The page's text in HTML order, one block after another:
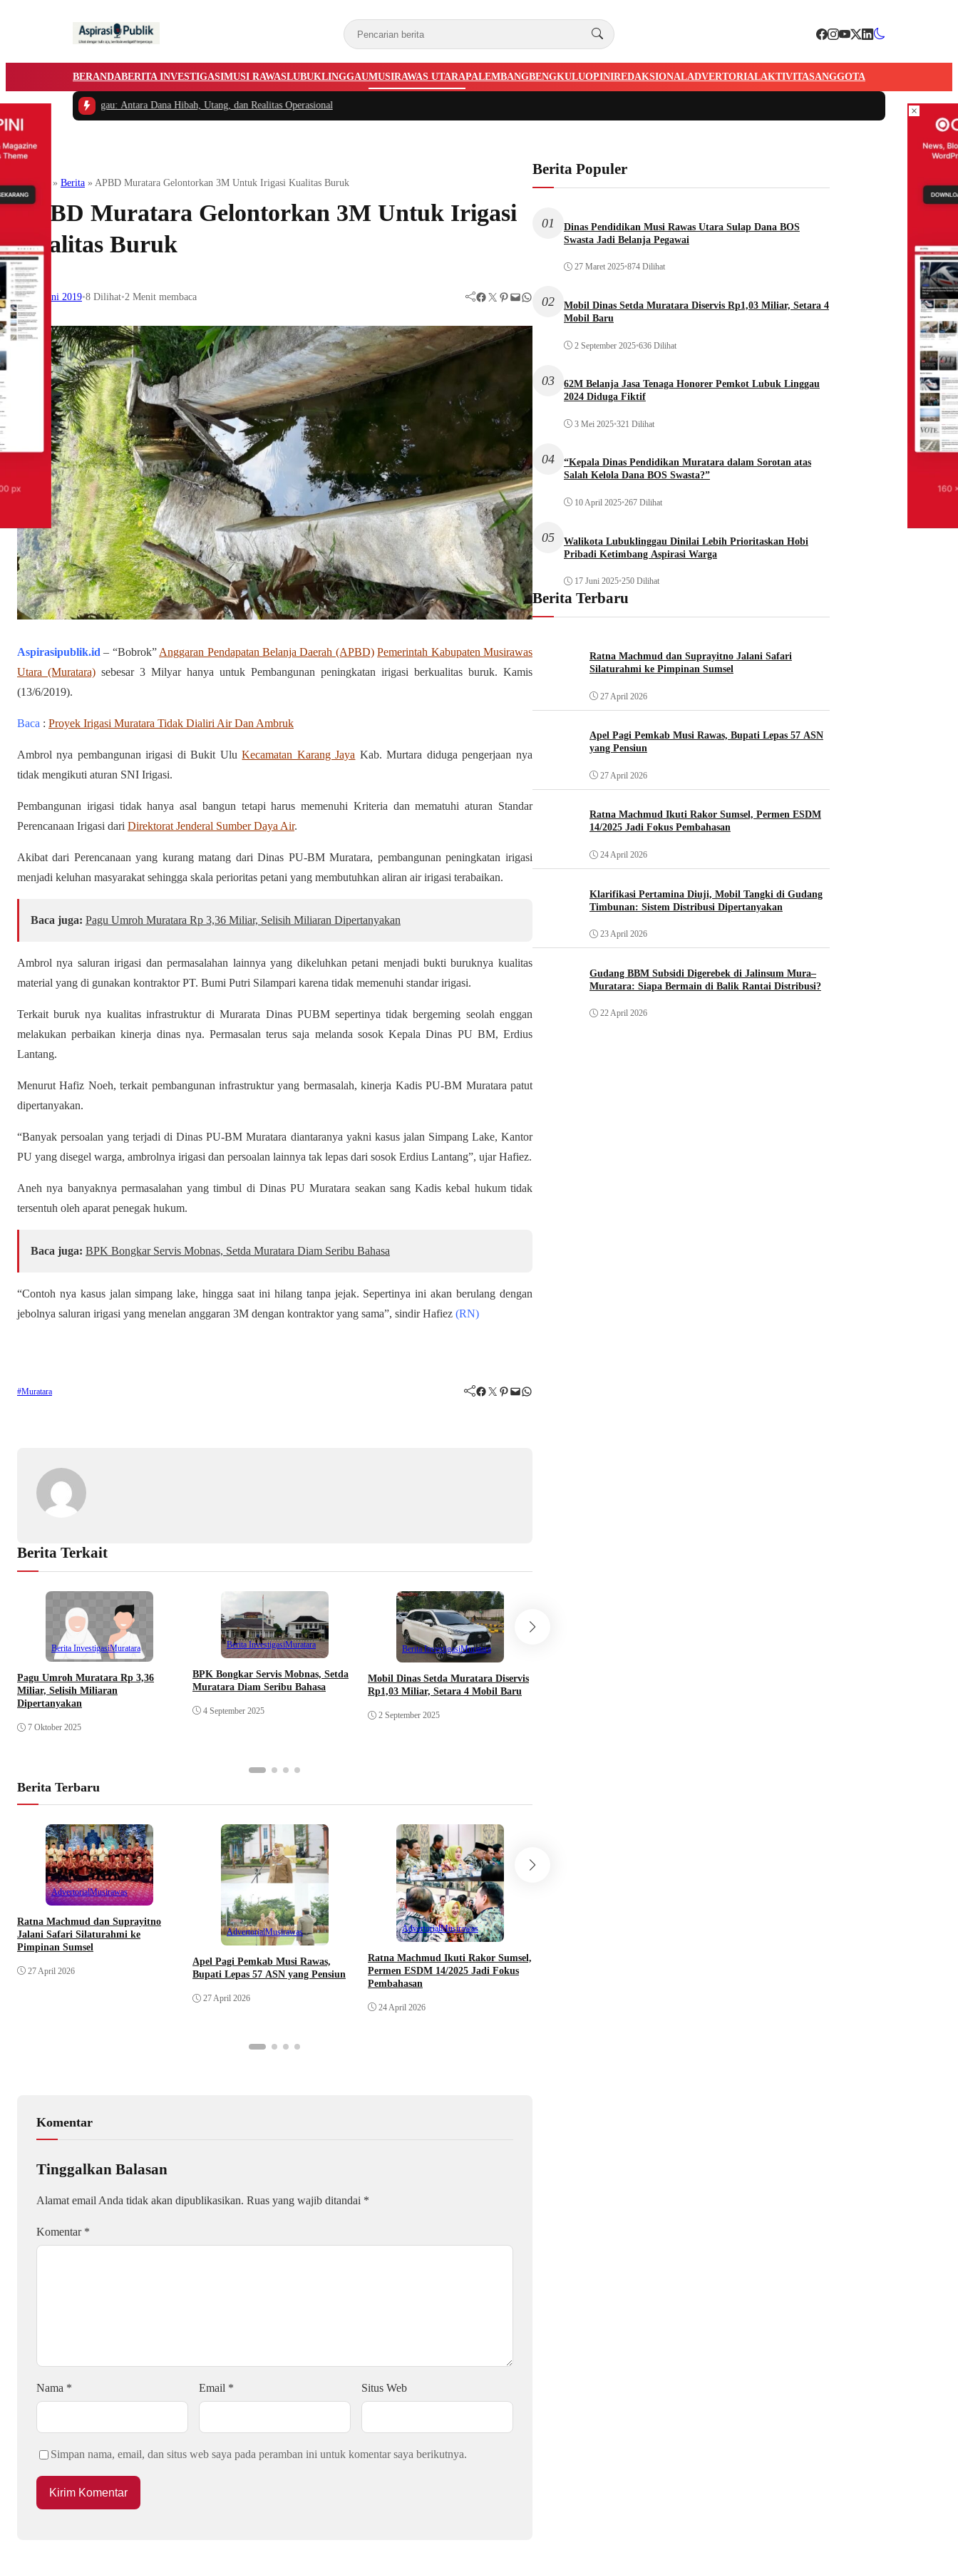
BERANDABERITA INVESTIGASIMUSI RAWASLUBUKLINGGAUMUSIRAWAS UTARAPALEMBANGBENGKULUOPINIREDAKSIONALADVERTORIALAKTIVITASANGGOTA
Linggau: Antara Dana Hibah, Utang, dan Realitas Operasional
Beranda » Berita » APBD Muratara Gelontorkan 3M Untuk Irigasi Kualitas Buruk
APBD Muratara Gelontorkan 3M Untuk Irigasi
Kualitas Buruk
13 Juni 2019•8 Dilihat•2 Menit membaca Facebook Twitter Pinterest Mail WhatsApp
Aspirasipublik.id – “Bobrok” Anggaran Pendapatan Belanja Daerah (APBD) Pemerintah Kabupaten Musirawas
Utara (Muratara) sebesar 3 Milyar hanya untuk Pembangunan peningkatan irigasi berkualitas buruk. Kamis
(13/6/2019).
Baca : Proyek Irigasi Muratara Tidak Dialiri Air Dan Ambruk
Ambrol nya pembangunan irigasi di Bukit UluKecamatan Karang Jaya Kab. Murtara diduga pengerjaan nya
tidak mengikuti aturan SNI Irigasi.
Pembangunan irigasi tidak hanya asal bangun tetapi harus memenuhi Kriteria dan mematuhi aturan Standar
Perencanaan Irigasi dari Direktorat Jenderal Sumber Daya Air.
Akibat dari Perencanaan yang kurang matang dari Dinas PU-BM Muratara, pembangunan peningkatan irigasi
menjadi keluhan masyarakat sehingga skala perioritas petani yang membutuhkan aliran air irigasi terabaikan.
Baca juga: Pagu Umroh Muratara Rp 3,36 Miliar, Selisih Miliaran Dipertanyakan
Ambrol nya saluran irigasi dan permasalahan lainnya yang dikeluhkan petani menjadi bukti buruknya kualitas
material yang di gunakan kontraktor PT. Bumi Putri Silampari karena tidak memenuhi standar irigasi.
Terkait buruk nya kualitas infrastruktur di Murarata Dinas PUBM sepertinya tidak bergeming seolah enggan
melakukan perbaikan kinerja dinas nya. Permasalan terus saja melanda sosok Kepala Dinas PU BM, Erdius
Lantang.
Menurut Hafiz Noeh, terkait pembangunan infrastruktur yang bermasalah, kinerja Kadis PU-BM Muratara patut
dipertanyakan.
“Banyak persoalan yang terjadi di Dinas PU-BM Muratara diantaranya yakni kasus jalan Simpang Lake, Kantor
PU yang disegel warga, ambrolnya irigasi dan persoalan lainnya tak lepas dari sosok Erdius Lantang”, ujar Hafiez.
Aneh nya banyaknya permasalahan yang timbul di Dinas PU Muratara seakan sang Kadis kebal hukum tidak
tersentuh oleh aparat penegak hukum.
Baca juga: BPK Bongkar Servis Mobnas, Setda Muratara Diam Seribu Bahasa
“Contoh nya kasus jalan simpang lake, hingga saat ini hilang tanpa jejak. Sepertinya ini akan berulang dengan
jebolnya saluran irigasi yang menelan anggaran 3M dengan kontraktor yang sama”, sindir Hafiez (RN)
#Muratara Facebook Twitter Pinterest Mail WhatsApp
Berita Terkait
Berita InvestigasiMuratara
Pagu Umroh Muratara Rp 3,36
Miliar, Selisih Miliaran
Dipertanyakan
7 Oktober 2025
Berita InvestigasiMuratara
BPK Bongkar Servis Mobnas, Setda
Muratara Diam Seribu Bahasa
4 September 2025
Berita InvestigasiMuratara
Mobil Dinas Setda Muratara Diservis
Rp1,03 Miliar, Setara 4 Mobil Baru
2 September 2025
Berita Terbaru
AdvertorialMusirawas
Ratna Machmud dan Suprayitno
Jalani Safari Silaturahmi ke
Pimpinan Sumsel
27 April 2026
AdvertorialMusirawas
Apel Pagi Pemkab Musi Rawas,
Bupati Lepas 57 ASN yang Pensiun
27 April 2026
AdvertorialMusirawas
Ratna Machmud Ikuti Rakor Sumsel,
Permen ESDM 14/2025 Jadi Fokus
Pembahasan
24 April 2026
Komentar
Tinggalkan Balasan
Alamat email Anda tidak akan dipublikasikan. Ruas yang wajib ditandai *
Komentar *
Nama * Email * Situs Web
Simpan nama, email, dan situs web saya pada peramban ini untuk komentar saya berikutnya.
Berita Populer
01
Dinas Pendidikan Musi Rawas Utara Sulap Dana BOS
Swasta Jadi Belanja Pegawai
27 Maret 2025•874 Dilihat
02
Mobil Dinas Setda Muratara Diservis Rp1,03 Miliar, Setara 4
Mobil Baru
2 September 2025•636 Dilihat
03
62M Belanja Jasa Tenaga Honorer Pemkot Lubuk Linggau
2024 Diduga Fiktif
3 Mei 2025•321 Dilihat
04
“Kepala Dinas Pendidikan Muratara dalam Sorotan atas
Salah Kelola Dana BOS Swasta?”
10 April 2025•267 Dilihat
05
Walikota Lubuklinggau Dinilai Lebih Prioritaskan Hobi
Pribadi Ketimbang Aspirasi Warga
17 Juni 2025•250 Dilihat
Berita Terbaru
Ratna Machmud dan Suprayitno Jalani Safari
Silaturahmi ke Pimpinan Sumsel
27 April 2026
Apel Pagi Pemkab Musi Rawas, Bupati Lepas 57 ASN
yang Pensiun
27 April 2026
Ratna Machmud Ikuti Rakor Sumsel, Permen ESDM
14/2025 Jadi Fokus Pembahasan
24 April 2026
Klarifikasi Pertamina Diuji, Mobil Tangki di Gudang
Timbunan: Sistem Distribusi Dipertanyakan
23 April 2026
Gudang BBM Subsidi Digerebek di Jalinsum Mura–
Muratara: Siapa Bermain di Balik Rantai Distribusi?
22 April 2026
×